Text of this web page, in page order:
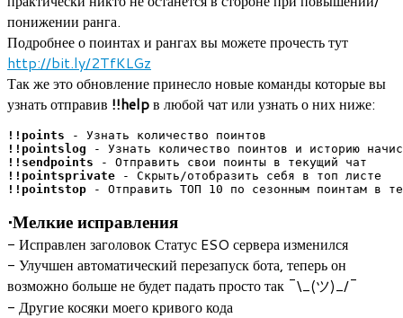
понижении ранга.
Подробнее о поинтах и рангах вы можете прочесть тут
http://bit.ly/2TfKLGz
Так же это обновление принесло новые команды которые вы
узнать отправив !!helpв любой чат или узнать о них ниже:
!!points - Узнать количество поинтов
!!pointslog - Узнать количество поинтов и историю
!!sendpoints - Отправить свои поинты в текущий чат
!!pointsprivate - Скрыть/отобразить себя в топ листе
!!pointstop - Отправить ТОП 10 по сезонным поинтам в
•Мелкие исправления
- Исправлен заголовок Статус ESO сервера изменился
- Улучшен автоматический перезапуск бота, теперь он
возможно больше не будет падать просто так ¯\_(ツ)_/¯
- Другие косяки моего кривого кода